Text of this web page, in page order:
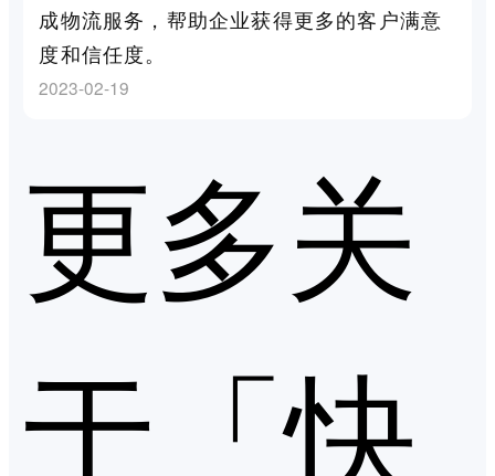
成物流服务，帮助企业获得更多的客户满意
度和信任度。
2023-02-19
更多关
于「快